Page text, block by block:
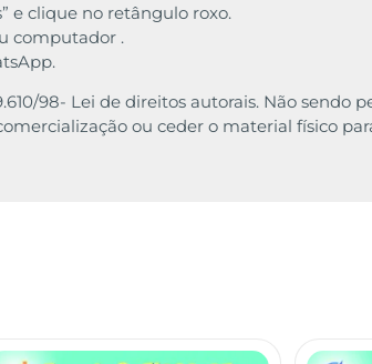
e clique no retângulo roxo.
computador .
98- Lei de direitos autorais. Não
ou ceder o material físico